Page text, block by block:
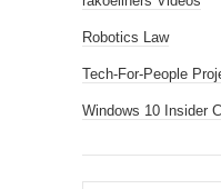
Robotics Law
Tech-For-People
Windows 10 Insider